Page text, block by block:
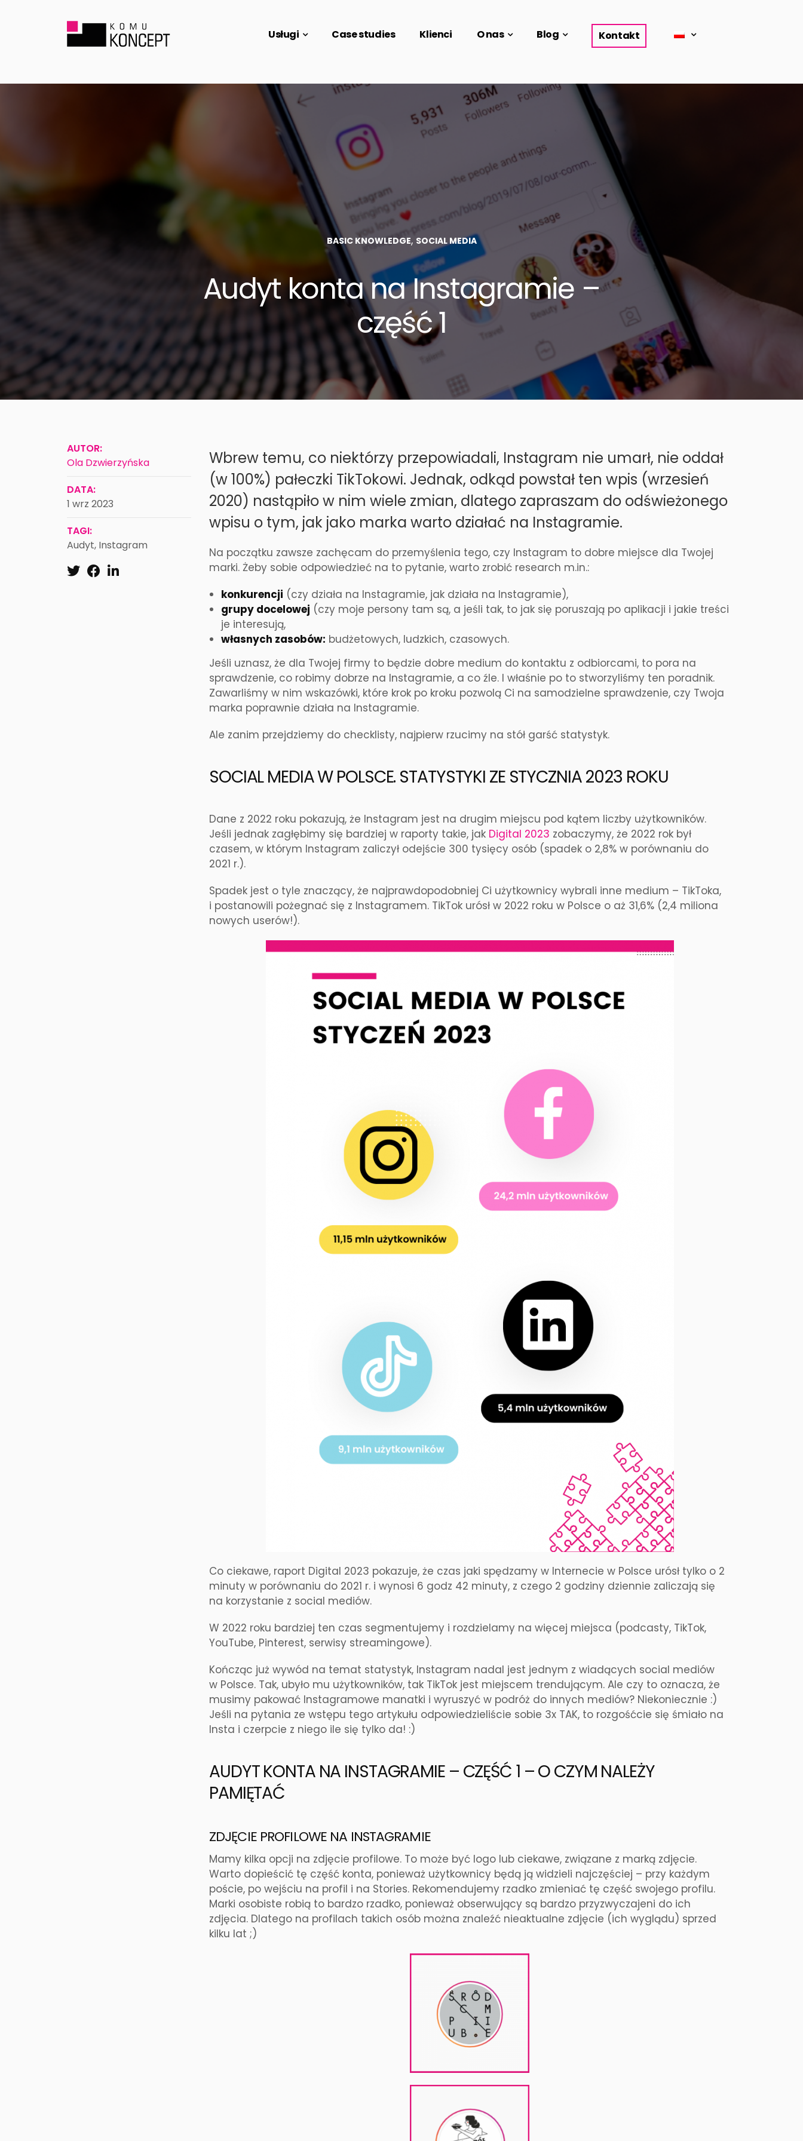
Usługi Case studies Klienci O nas Blog Kontakt
BASIC KNOWLEDGE, SOCIAL MEDIA
Audyt konta na Instagramie –
część 1
Wbrew temu, co niektórzy przepowiadali, Instagram nie umarł, nie oddał
(w 100%) pałeczki TikTokowi. Jednak, odkąd powstał ten wpis (wrzesień
2020) nastąpiło w nim wiele zmian, dlatego zapraszam do odświeżonego
wpisu o tym, jak jako marka warto działać na Instagramie.
Na początku zawsze zachęcam do przemyślenia tego, czy Instagram to dobre miejsce dla Twojej
marki. Żeby sobie odpowiedzieć na to pytanie, warto zrobić research m.in.:
konkurencji (czy działa na Instagramie, jak działa na Instagramie),
grupy docelowej (czy moje persony tam są, a jeśli tak, to jak się poruszają po aplikacji i jakie treści
je interesują,
własnych zasobów: budżetowych, ludzkich, czasowych.
Jeśli uznasz, że dla Twojej firmy to będzie dobre medium do kontaktu z odbiorcami, to pora na
sprawdzenie, co robimy dobrze na Instagramie, a co źle. I właśnie po to stworzyliśmy ten poradnik.
Zawarliśmy w nim wskazówki, które krok po kroku pozwolą Ci na samodzielne sprawdzenie, czy Twoja
marka poprawnie działa na Instagramie.
Ale zanim przejdziemy do checklisty, najpierw rzucimy na stół garść statystyk.
SOCIAL MEDIA W POLSCE. STATYSTYKI ZE STYCZNIA 2023 ROKU
Dane z 2022 roku pokazują, że Instagram jest na drugim miejscu pod kątem liczby użytkowników.
Jeśli jednak zagłębimy się bardziej w raporty takie, jak Digital 2023 zobaczymy, że 2022 rok był
czasem, w którym Instagram zaliczył odejście 300 tysięcy osób (spadek o 2,8% w porównaniu do
2021 r.).
Spadek jest o tyle znaczący, że najprawdopodobniej Ci użytkownicy wybrali inne medium – TikToka,
i postanowili pożegnać się z Instagramem. TikTok urósł w 2022 roku w Polsce o aż 31,6% (2,4 miliona
nowych userów!).
Co ciekawe, raport Digital 2023 pokazuje, że czas jaki spędzamy w Internecie w Polsce urósł tylko o 2
minuty w porównaniu do 2021 r. i wynosi 6 godz 42 minuty, z czego 2 godziny dziennie zaliczają się
na korzystanie z social mediów.
W 2022 roku bardziej ten czas segmentujemy i rozdzielamy na więcej miejsca (podcasty, TikTok,
YouTube, Pinterest, serwisy streamingowe).
Kończąc już wywód na temat statystyk, Instagram nadal jest jednym z wiadących social mediów
w Polsce. Tak, ubyło mu użytkowników, tak TikTok jest miejscem trendującym. Ale czy to oznacza, że
musimy pakować Instagramowe manatki i wyruszyć w podróż do innych mediów? Niekoniecznie :)
Jeśli na pytania ze wstępu tego artykułu odpowiedzieliście sobie 3x TAK, to rozgośćcie się śmiało na
Insta i czerpcie z niego ile się tylko da! :)
AUDYT KONTA NA INSTAGRAMIE – CZĘŚĆ 1 – O CZYM NALEŻY
PAMIĘTAĆ
ZDJĘCIE PROFILOWE NA INSTAGRAMIE
Mamy kilka opcji na zdjęcie profilowe. To może być logo lub ciekawe, związane z marką zdjęcie.
Warto dopieścić tę część konta, ponieważ użytkownicy będą ją widzieli najczęściej – przy każdym
poście, po wejściu na profil i na Stories. Rekomendujemy rzadko zmieniać tę część swojego profilu.
Marki osobiste robią to bardzo rzadko, ponieważ obserwujący są bardzo przyzwyczajeni do ich
zdjęcia. Dlatego na profilach takich osób można znaleźć nieaktualne zdjęcie (ich wyglądu) sprzed
kilku lat ;)
AUTOR:
Ola Dzwierzyńska
DATA:
1 wrz 2023
TAGI:
Audyt, Instagram